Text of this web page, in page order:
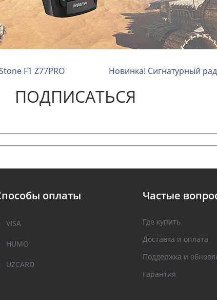
F1 Z77PRO Новинка! Сигнатурный
ПОДПИСАТЬСЯ
оплаты
VISA
HUMO
UZCARD
Частые
Где купить
Доставка и оплата
Поддержка и
Гарантия